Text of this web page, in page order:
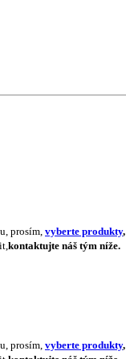
prosím, vyberte produkty
kontaktujte náš tým níže.
prosím, vyberte produkty